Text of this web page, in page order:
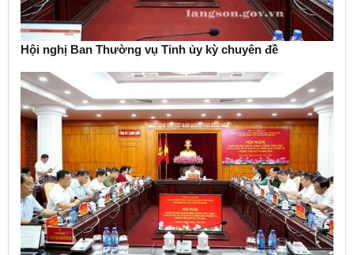
Hội nghị Ban Thường vụ Tỉnh ủy kỳ chuyên đề